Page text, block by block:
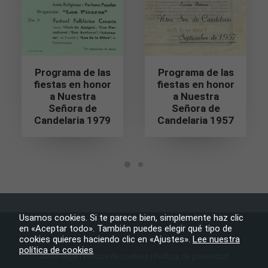
Programa de las
fiestas en honor
a Nuestra
Señora de
Candelaria 1979
Programa de las
fiestas en honor
a Nuestra
Señora de
Candelaria 1957
Aviso legal|Política de cookies
Usamos cookies. Si te parece bien, simplemente haz clic
en «Aceptar todo». También puedes elegir qué tipo de
cookies quieres haciendo clic en «Ajustes». Lee nuestra
política de cookies
para que
funcione la
Estadísticas
Para que
podamos
mejorar la
funcionalidad
Para que
nuestra web
funcione lo